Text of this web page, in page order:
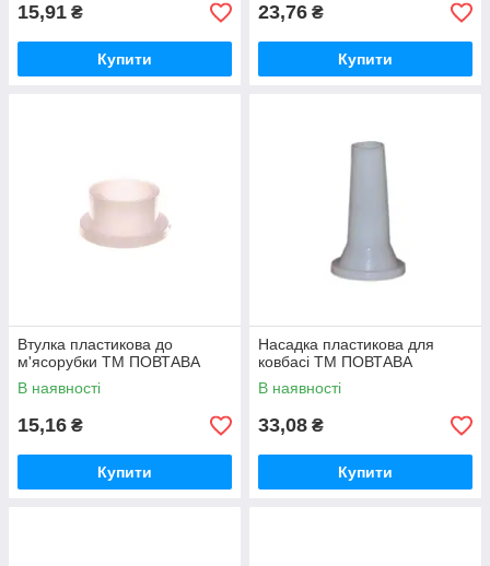
15,91 ₴
Купити
23,76 ₴
Купити
Втулка пластикова до
м'ясорубки ТМ ПОВТАВА
В наявності
15,16 ₴
Купити
Насадка пластикова для
ковбасі ТМ ПОВТАВА
В наявності
33,08 ₴
Купити